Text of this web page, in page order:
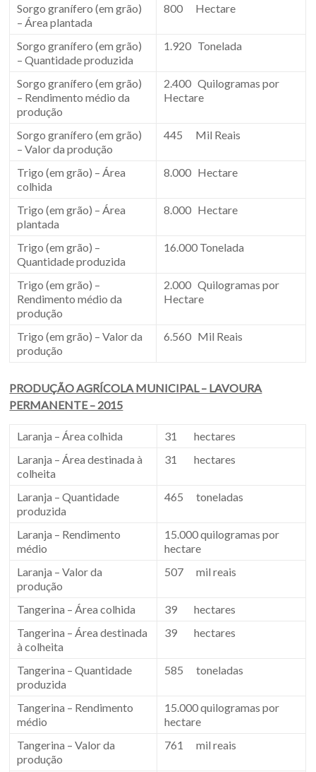
Sorgo granífero (em grão)
– Área plantada
800 Hectare
Sorgo granífero (em grão)
– Quantidade produzida
1.920 Tonelada
Sorgo granífero (em grão)
– Rendimento médio da
produção
2.400 Quilogramas por
Hectare
Sorgo granífero (em grão)
– Valor da produção
445 Mil Reais
Trigo (em grão) – Área
colhida
8.000 Hectare
Trigo (em grão) – Área
plantada
8.000 Hectare
Trigo (em grão) –
Quantidade produzida
16.000 Tonelada
Trigo (em grão) –
Rendimento médio da
produção
2.000 Quilogramas por
Hectare
Trigo (em grão) – Valor da
produção
6.560 Mil Reais
PRODUÇÃO AGRÍCOLA MUNICIPAL – LAVOURA
PERMANENTE – 2015
Laranja – Área colhida
31 hectares
Laranja – Área destinada à
colheita
31 hectares
Laranja – Quantidade
produzida
465 toneladas
Laranja – Rendimento
médio
15.000 quilogramas por
hectare
Laranja – Valor da
produção
507 mil reais
Tangerina – Área colhida
39 hectares
Tangerina – Área destinada
à colheita
39 hectares
Tangerina – Quantidade
produzida
585 toneladas
Tangerina – Rendimento
médio
15.000 quilogramas por
hectare
Tangerina – Valor da
produção
761 mil reais